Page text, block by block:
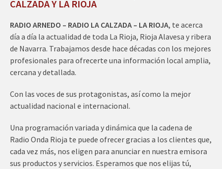
CALZADA Y LA RIOJA
RADIO ARNEDO – RADIO LA CALZADA – LA RIOJA, te acerca
día a día la actualidad de toda La Rioja, Rioja Alavesa y ribera
de Navarra. Trabajamos desde hace décadas con los mejores
profesionales para ofrecerte una información local amplia,
cercana y detallada.
Con las voces de sus protagonistas, así como la mejor
actualidad nacional e internacional.
Una programación variada y dinámica que la cadena de
Radio Onda Rioja te puede ofrecer gracias a los clientes que,
cada vez más, nos eligen para anunciar en nuestra emisora
sus productos y servicios. Esperamos que nos elijas tú,